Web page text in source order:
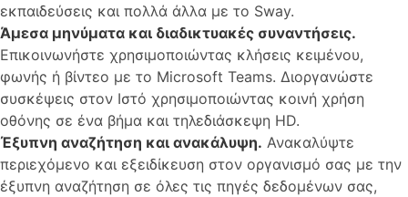
εκπαιδεύσεις και πολλά άλλα με το Sway.
Άμεσα μηνύματα και διαδικτυακές συναντήσεις.
Επικοινωνήστε χρησιμοποιώντας κλήσεις κειμένου,
φωνής ή βίντεο με το Microsoft Teams. Διοργανώστε
συσκέψεις στον Ιστό χρησιμοποιώντας κοινή χρήση
οθόνης σε ένα βήμα και τηλεδιάσκεψη HD.
Έξυπνη αναζήτηση και ανακάλυψη. Ανακαλύψτε
περιεχόμενο και εξειδίκευση στον οργανισμό σας με την
έξυπνη αναζήτηση σε όλες τις πηγές δεδομένων σας,